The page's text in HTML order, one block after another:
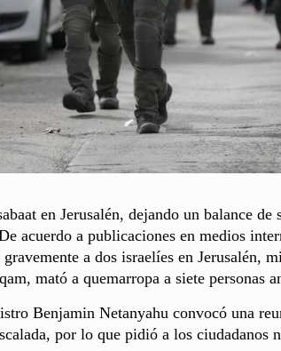
en Jerusalén, dejando un balance
acuerdo a publicaciones en medios
a dos israelíes en Jerusalén,
mató a quemarropa a siete personas
Benjamin Netanyahu convocó una
por lo que pidió a los ciudadanos